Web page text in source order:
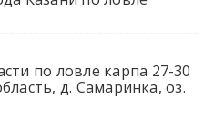
по ловле карпа 27-30
д. Самаринка, оз.